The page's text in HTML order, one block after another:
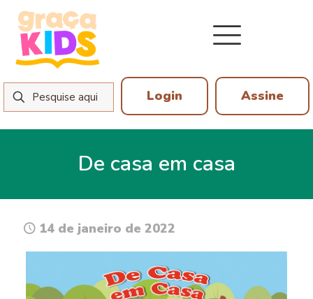
Login Assine
De casa em casa
14 de janeiro de 2022